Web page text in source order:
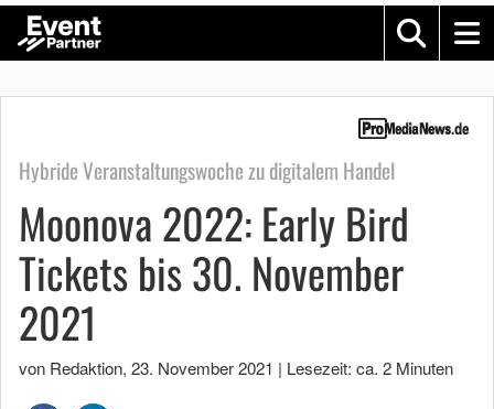
Hybride Veranstaltungswoche zu digitalem Handel
Moonova 2022: Early Bird
Tickets bis 30. November
2021
von Redaktion, 23. November 2021 | Lesezeit: ca. 2 Minuten